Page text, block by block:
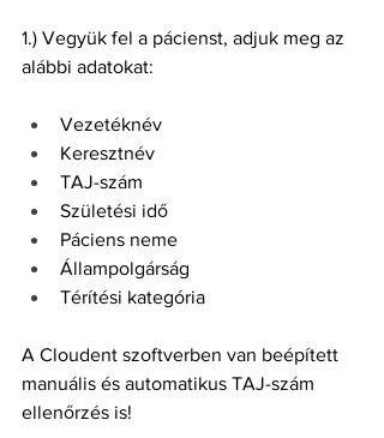
1.) Vegyük fel a pácienst, adjuk meg az
alábbi adatokat:
Vezetéknév
Keresztnév
TAJ-szám
Születési idő
Páciens neme
Állampolgárság
Térítési kategória
A Cloudent szoftverben van beépített
manuális és automatikus TAJ-szám
ellenőrzés is!